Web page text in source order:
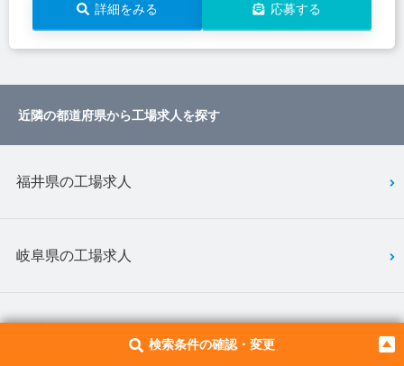
検索条件の確認・変更
詳細をみる 応募する
近隣の都道府県から工場求人を探す
福井県の工場求人
岐阜県の工場求人